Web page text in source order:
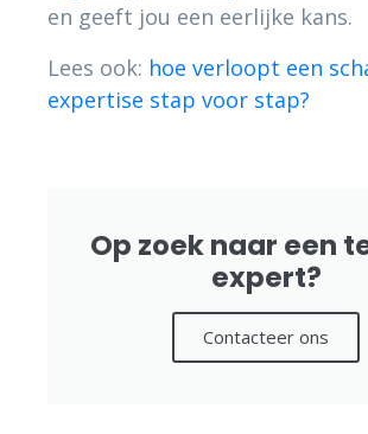
en geeft jou een eerlijke kans.
Lees ook: hoe verloopt een
expertise stap voor stap?
Op zoek naar een
expert?
Contacteer ons